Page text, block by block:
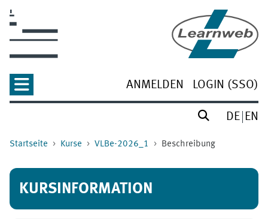
ANMELDEN LOGIN (SSO)
DE EN
Startseite Kurse VLBe-2026_1 Beschreibung
KURSINFORMATION